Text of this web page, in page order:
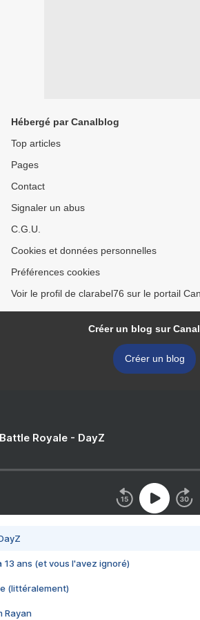
Hébergé par Canalblog
Top articles
Pages
Contact
Signaler un abus
C.G.U.
Cookies et données personnelles
Préférences cookies
Voir le profil de clarabel76 sur le portail
Créer un blog sur
Créer un blog
Royale - DayZ
13 ans (et vous l'avez ignoré)
(littéralement)
Rayan